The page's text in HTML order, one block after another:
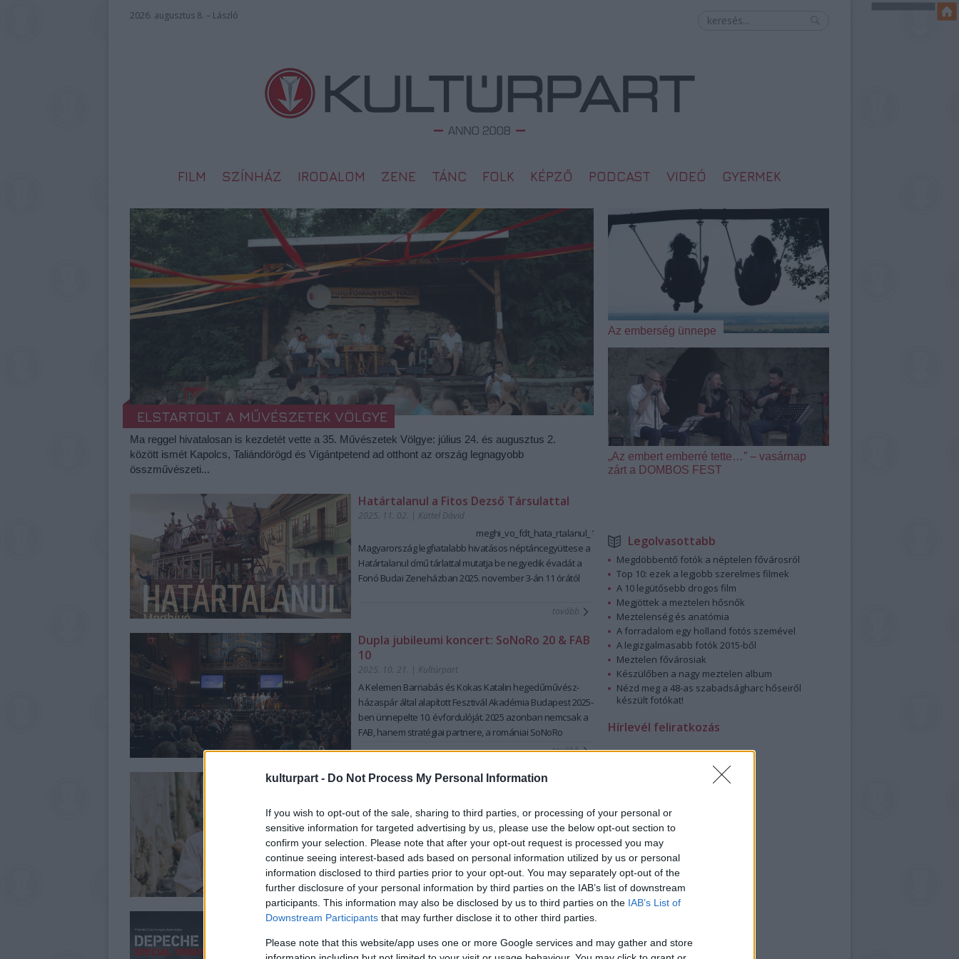
kulturpart - Do Not Process My Personal Information
If you wish to opt-out of the sale, sharing to third parties, or processing of your personal or
sensitive information for targeted advertising by us, please use the below opt-out section to
confirm your selection. Please note that after your opt-out request is processed you may
continue seeing interest-based ads based on personal information utilized by us or personal
information disclosed to third parties prior to your opt-out. You may separately opt-out of the
further disclosure of your personal information by third parties on the IAB’s list of downstream
participants. This information may also be disclosed by us to third parties on the IAB’s List of
Downstream Participants that may further disclose it to other third parties.
Please note that this website/app uses one or more Google services and may gather and store
2026. augusztus 8. – László
FILM SZÍNHÁZ IRODALOM ZENE TÁNC FOLK KÉPZŐ PODCAST VIDEÓ GYERMEK
ELSTARTOLT A MŰVÉSZETEK VÖLGYE
Ma reggel hivatalosan is kezdetét vette a 35. Művészetek Völgye: július 24. és augusztus 2.
között ismét Kapolcs, Taliándörögd és Vigántpetend ad otthont az ország legnagyobb
összművészeti...
Az emberség ünnepe
„Az embert emberré tette…” – vasárnap
zárt a DOMBOS FEST
Határtalanul a Fitos Dezső Társulattal
2025. 11. 02. | Küttel Dávid
meghi_vo_fdt_hata_rtalanul_1.jpg
Magyarország legfiatalabb hivatásos néptáncegyüttese a
Határtalanul című tárlattal mutatja be negyedik évadáta
Fonó Budai Zeneházban2025. november 3-án 11 órától
körutazástPapp Kornélkülönleges fotóin keresztül
mutatják meg, melyek a
készültek. A társulat jelmezeiből is láthatnak pár izgalmas
darabot, és ahogy azt már megszokhattuk, a társulat tagjai
lendületes élő táncképekkel is színesítik az eseményt.
Az előadás mottója a Határtalanul kiállítás mottója is
egyben, melyetKányádi Sándor Előhangcímű verséből
akár a bőrt a testemen
meggyötörten is gyönyörű
számban édessé ízesül
vannak vidékek legbelül”
A társulat17 előadást tartrepertoáron minden korosztályt
megcélozva. Az előző évadban 7 új előadást mutattak be,
idén ezek továbbjátszása van fókuszban. ABernarda
balladafriss szereposztással születik újjá, aTaven
Baxtale! - Legyetek szerencsések!ésTántorgók – a hazát
elhagyók emlékéretovábbra is a társulat legnépszerűbb
produkciói.
A társulat kiemelt küldetése a tehetséggondozás , három
tovább
Dupla jubileumi koncert: SoNoRo 20 & FAB
10
2025. 10. 21. | Kultúrpart
A Kelemen Barnabás és Kokas Katalin hegedűművész-
házaspár által alapított Fesztivál Akadémia Budapest 2025-
ben ünnepelte 10. évfordulóját. 2025 azonban nemcsak a
FAB, hanem stratégiai partnere, a romániai SoNoRo
életében is mérföldkő, hiszen a Razvan Popovici
20 éves fennállását.
tovább
Dongó a Zeneakadémián
Szokolay Dongó Balázs az improvizáció népi fúvós
nagymestere, emellett zeneszerzéssel is foglalkozik.
Karakteres játéka, egyedi dallamformálása és ötletes
szólói rengeteg alkotó számára jelentenek kapcsolódási
pontot. Születésnapi műsorában életútja fontos és
jelenleg is aktív formációit mutatja be -- a teljesség igénye
nélkül.
tovább
Túlvilági olimpikonok a Depeche Mode
MVM Dome-ban
Legolvasottabb
Megdöbbentő fotók a néptelen fővárosról
Top 10: ezek a legjobb szerelmes filmek
A 10 legütősebb drogos film
Megjöttek a meztelen hősnők
Meztelenség és anatómia
A forradalom egy holland fotós szemével
A legizgalmasabb fotók 2015-ből
Meztelen fővárosiak
Készülőben a nagy meztelen album
Nézd meg a 48-as szabadságharc hőseiről
készült fotókat!
Hírlevél feliratkozás